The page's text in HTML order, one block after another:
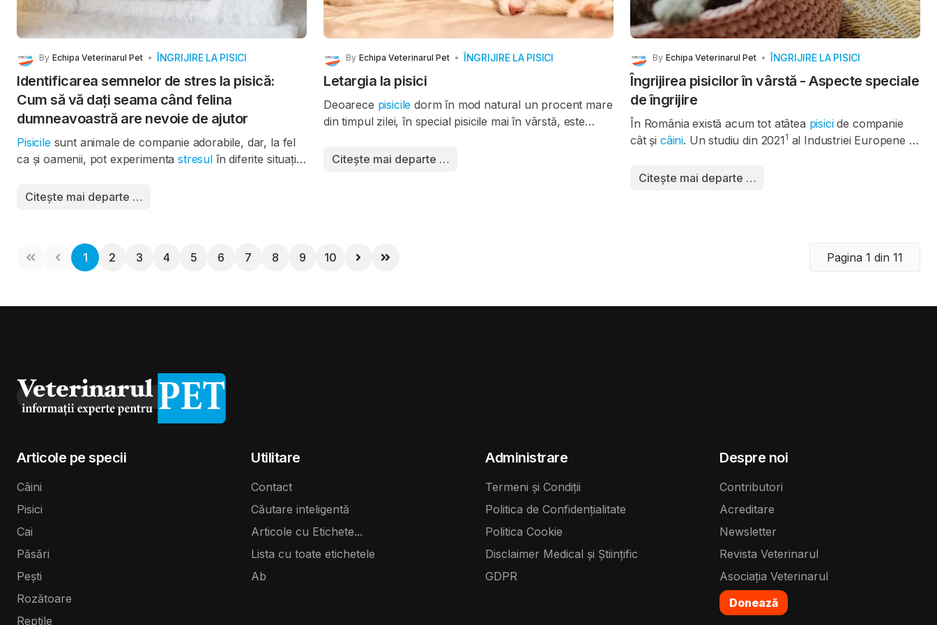
By Echipa Veterinarul Pet ÎNGRIJIRE LA PISICI
Identificarea semnelor de stres la pisică:
Cum să vă dați seama când felina
dumneavoastră are nevoie de ajutor
Pisicile sunt animale de companie adorabile, dar, la fel
ca și oamenii, pot experimentastresul în diferite situații.
pentru a ne asigura că le oferim un mediu liniștit și
înțelegeți cum să le abordați.
Citește mai departe …
By Echipa Veterinarul Pet ÎNGRIJIRE LA PISICI
Letargia la pisici
Deoarece pisiciledorm în mod natural un procent mare
din timpul zilei, în special pisicile mai în vârstă, este
faptul că pisica dumneavoastră ar putea avea
a restrânge cauza.
Citește mai departe …
By Echipa Veterinarul Pet ÎNGRIJIRE LA PISICI
Îngrijirea pisicilor în vârstă - Aspecte speciale
de îngrijire
În România există acum tot atâtea pisicide companie
cât și câini. Un studiu din 2021 1 al Industriei Europene a
gospodăriile din România au o pisică dreăt animal de
Citește mai departe …
Pagina 1 din 11
1 2 3 4 5 6 7 8 9 10
Articole pe specii
Câini
Pisici
Cai
Păsări
Pești
Rozătoare
Reptile
Utilitare
Contact
Căutare inteligentă
Articole cu Etichete...
Lista cu toate etichetele
Ab
Administrare
Termeni și Condiții
Politica de Confidențialitate
Politica Cookie
Disclaimer Medical și Științific
GDPR
Despre noi
Contributori
Acreditare
Newsletter
Revista Veterinarul
Asociația Veterinarul
Donează